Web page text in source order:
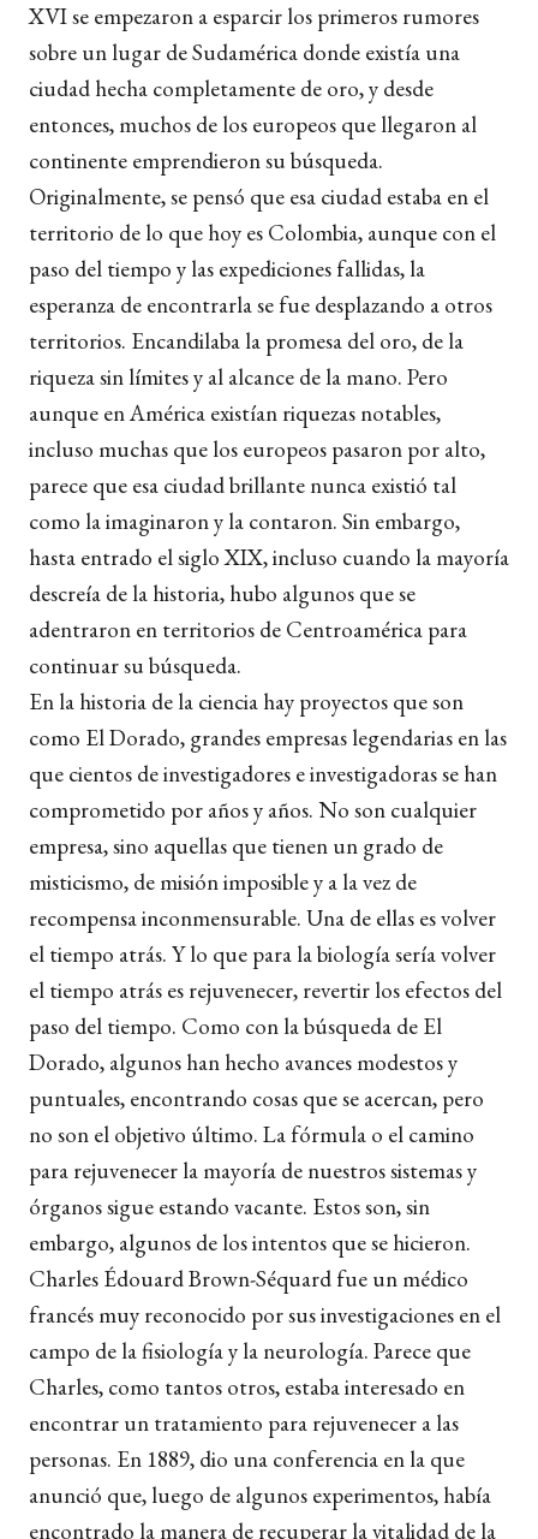
XVI se empezaron a esparcir los primeros rumores
sobre un lugar de Sudamérica donde existía una
ciudad hecha completamente de oro, y desde
entonces, muchos de los europeos que llegaron al
continente emprendieron su búsqueda.
Originalmente, se pensó que esa ciudad estaba en el
territorio de lo que hoy es Colombia, aunque con el
paso del tiempo y las expediciones fallidas, la
esperanza de encontrarla se fue desplazando a otros
territorios. Encandilaba la promesa del oro, de la
riqueza sin límites y al alcance de la mano. Pero
aunque en América existían riquezas notables,
incluso muchas que los europeos pasaron por alto,
parece que esa ciudad brillante nunca existió tal
como la imaginaron y la contaron. Sin embargo,
hasta entrado el siglo XIX, incluso cuando la mayoría
descreía de la historia, hubo algunos que se
adentraron en territorios de Centroamérica para
continuar su búsqueda.
En la historia de la ciencia hay proyectos que son
como El Dorado, grandes empresas legendarias en las
que cientos de investigadores e investigadoras se han
comprometido por años y años. No son cualquier
empresa, sino aquellas que tienen un grado de
misticismo, de misión imposible y a la vez de
recompensa inconmensurable. Una de ellas es volver
el tiempo atrás. Y lo que para la biología sería volver
el tiempo atrás es rejuvenecer, revertir los efectos del
paso del tiempo. Como con la búsqueda de El
Dorado, algunos han hecho avances modestos y
puntuales, encontrando cosas que se acercan, pero
no son el objetivo último. La fórmula o el camino
para rejuvenecer la mayoría de nuestros sistemas y
órganos sigue estando vacante. Estos son, sin
embargo, algunos de los intentos que se hicieron.
Charles Édouard Brown-Séquard fue un médico
francés muy reconocido por sus investigaciones en el
campo de la fisiología y la neurología. Parece que
Charles, como tantos otros, estaba interesado en
encontrar un tratamiento para rejuvenecer a las
personas. En 1889, dio una conferencia en la que
anunció que, luego de algunos experimentos, había
encontrado la manera de recuperar la vitalidad de la